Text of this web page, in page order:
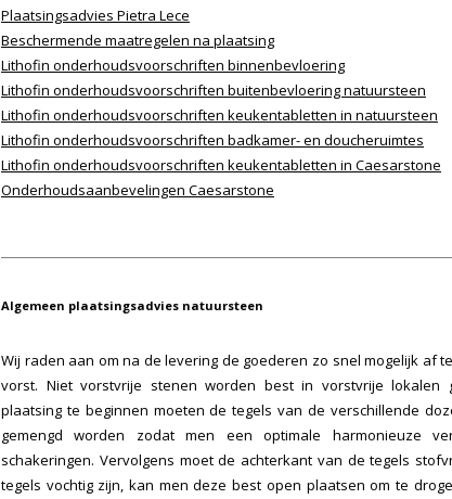
Plaatsingsadvies Pietra Lece
Beschermende maatregelen na plaatsing
Lithofin onderhoudsvoorschriften binnenbevloering
Lithofin onderhoudsvoorschriften buitenbevloering natuursteen
Lithofin onderhoudsvoorschriften keukentabletten in natuursteen
Lithofin onderhoudsvoorschriften badkamer- en doucheruimtes
Lithofin onderhoudsvoorschriften keukentabletten in Caesarstone
Onderhoudsaanbevelingen Caesarstone
Algemeen plaatsingsadvies natuursteen
Wij raden aan om na de levering de goederen zo snel mogelijk af
vorst. Niet vorstvrije stenen worden best in vorstvrije lokalen
plaatsing te beginnen moeten de tegels van de verschillende
gemengd worden zodat men een optimale harmonieuze
schakeringen. Vervolgens moet de achterkant van de tegels
tegels vochtig zijn, kan men deze best open plaatsen om te